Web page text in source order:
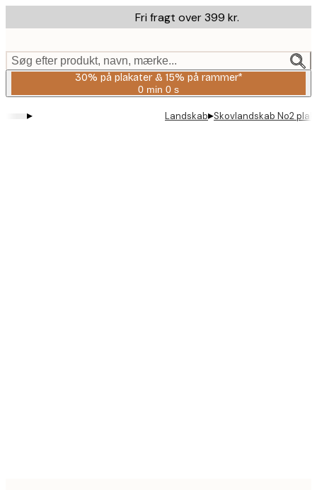
to
content.
Fri fragt over 399 kr.
Søg efter produkt, navn, mærke...
30% på plakater & 15% på rammer*
0 min 0 s
Gyldig
2026-
▸ Landskab▸Skovlandskab No2